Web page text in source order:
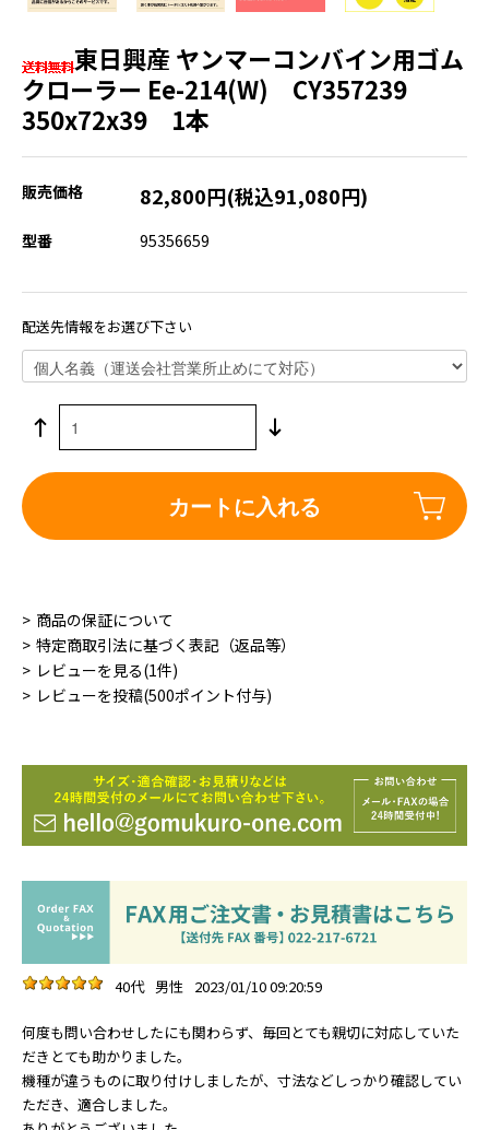
東日興産 ヤンマーコンバイン用ゴム
クローラー Ee-214(W) CY357239
350x72x39 1本
販売価格 82,800円(税込91,080円)
型番 95356659
配送先情報をお選び下さい
カートに入れる
商品の保証について
特定商取引法に基づく表記（返品等）
レビューを見る(1件)
レビューを投稿(500ポイント付与)
40代 男性 2023/01/10 09:20:59
何度も問い合わせしたにも関わらず、毎回とても親切に対応していた
だきとても助かりました。
機種が違うものに取り付けしましたが、寸法などしっかり確認してい
ただき、適合しました。